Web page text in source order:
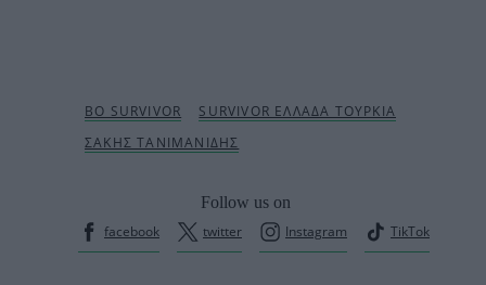
Follow us on
facebook
twitter Instagram TikTok